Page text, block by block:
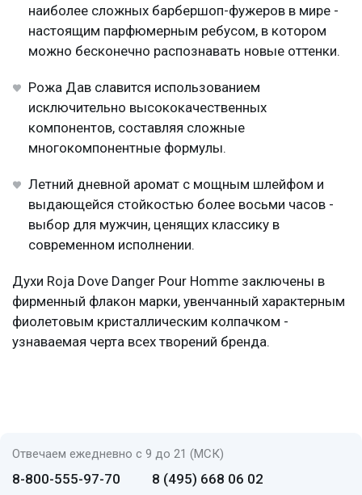
наиболее сложных барбершоп-фужеров в мире -
настоящим парфюмерным ребусом, в котором
можно бесконечно распознавать новые оттенки.
Рожа Дав славится использованием
исключительно высококачественных
компонентов, составляя сложные
многокомпонентные формулы.
Летний дневной аромат с мощным шлейфом и
выдающейся стойкостью более восьми часов -
выбор для мужчин, ценящих классику в
современном исполнении.
Духи Roja Dove Danger Pour Homme заключены в
фирменный флакон марки, увенчанный характерным
фиолетовым кристаллическим колпачком -
узнаваемая черта всех творений бренда.
Отвечаем ежедневно с 9 до 21 (МСК)
8-800-555-97-70 8 (495) 668 06 02